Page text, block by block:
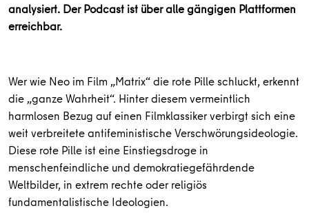
analysiert. Der Podcast ist über alle gängigen Plattformen
erreichbar.
Wer wie Neo im Film „Matrix“ die rote Pille schluckt, erkennt
die „ganze Wahrheit“. Hinter diesem vermeintlich
harmlosen Bezug auf einen Filmklassiker verbirgt sich eine
weit verbreitete antifeministische Verschwörungsideologie.
Diese rote Pille ist eine Einstiegsdroge in
menschenfeindliche und demokratiegefährdende
Weltbilder, in extrem rechte oder religiös
fundamentalistische Ideologien.